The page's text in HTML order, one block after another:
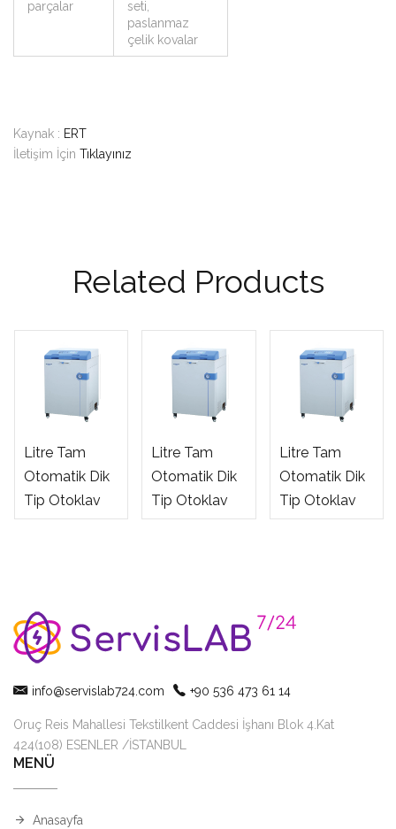
parçalar
seti,
paslanmaz
çelik kovalar
Kaynak : ERT
İletişim İçin Tıklayınız
Related Products
Litre Tam
Otomatik Dik
Tip Otoklav
GR110DF
Litre Tam
Otomatik Dik
Tip Otoklav
GR110DA
Litre Tam
Otomatik Dik
Tip Otoklav
GR85DR
info@servislab724.com +90 536 473 61 14
Oruç Reis Mahallesi Tekstilkent Caddesi İşhanı Blok 4.Kat
424(108) ESENLER /İSTANBUL
MENÜ
Anasayfa